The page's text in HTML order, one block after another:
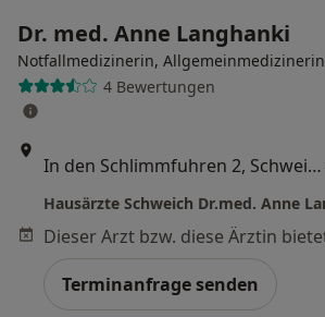
Dr. med. Anne Langhanki
Notfallmedizinerin, Allgemeinmedizinerin
4 Bewertungen
In den Schlimmfuhren 2, Schweich
Terminanfrage senden